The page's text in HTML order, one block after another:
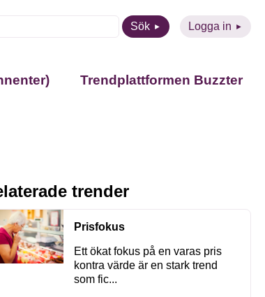
Sök Logga in
Trendplattformen Buzzter
trender
Prisfokus
Ett ökat fokus på en varas pris
kontra värde är en stark trend
som fic...